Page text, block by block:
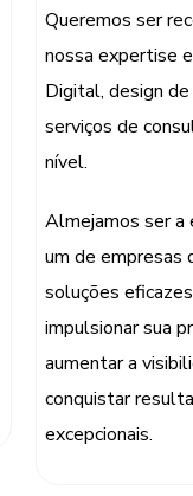
Queremos ser
nossa expertise
Digital, design
serviços de
nível.
Almejamos ser a
um de empresas
soluções
impulsionar sua
aumentar a
conquistar
excepcionais.